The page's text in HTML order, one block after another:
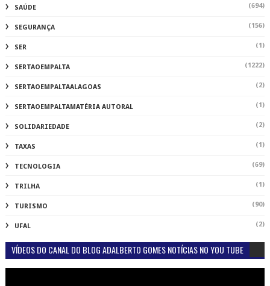
SAÚDE (694)
SEGURANÇA (156)
SER (1)
SERTAOEMPALTA (1222)
SERTAOEMPALTAALAGOAS (2)
SERTAOEMPALTAMATÉRIA AUTORAL (1)
SOLIDARIEDADE (2)
TAXAS (1)
TECNOLOGIA (69)
TRILHA (1)
TURISMO (90)
UFAL (2)
VÍDEOS DO CANAL DO BLOG ADALBERTO GOMES NOTÍCIAS NO YOU TUBE